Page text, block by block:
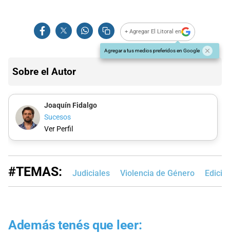
+ Agregar El Litoral en
Agregar a tus medios preferidos en Google
Sobre el Autor
Joaquín Fidalgo
Sucesos
Ver Perfil
#TEMAS: Judiciales Violencia de Género
Además tenés que leer: